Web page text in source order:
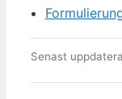
Senast